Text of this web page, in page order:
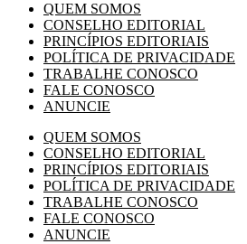
QUEM SOMOS
CONSELHO EDITORIAL
PRINCÍPIOS EDITORIAIS
POLÍTICA DE PRIVACIDADE
TRABALHE CONOSCO
FALE CONOSCO
ANUNCIE
QUEM SOMOS
CONSELHO EDITORIAL
PRINCÍPIOS EDITORIAIS
POLÍTICA DE PRIVACIDADE
TRABALHE CONOSCO
FALE CONOSCO
ANUNCIE